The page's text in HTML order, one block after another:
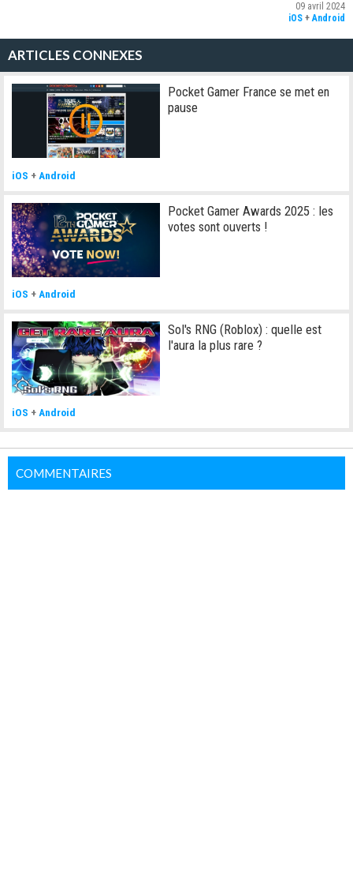
09 avril 2024
iOS +Android
ARTICLES CONNEXES
Pocket Gamer France se met en
pause
iOS + Android
Pocket Gamer Awards 2025 : les
votes sont ouverts !
iOS + Android
Sol's RNG (Roblox) : quelle est
l'aura la plus rare ?
iOS + Android
COMMENTAIRES